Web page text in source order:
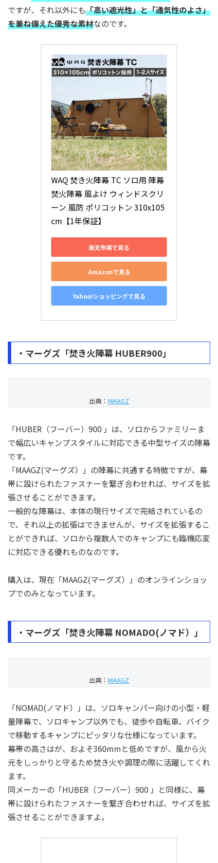
ですが、それ以外にも「高い遮光性」と「通気性のよさ」
を兼ね備えた優秀な素材なのです。
WAQ 焚き火陣幕 TC ソロ用 陣幕
焚火陣幕 風よけ ウィンドスクリ
ーン 風防 ポリコットン 310x105
cm【1年保証】
楽天市場で見る
Amazonで見る
Yahoo!ショッピングで見る
・マーグズ「焚き火陣幕 HUBER900」
出典： MAAGZ
「HUBER（フーバー）900 」は、ソロからファミリーま
で幅広いキャンプスタイルに対応できる中型サイズの陣幕
です。
「MAAGZ(マーグズ）」の陣幕に共通する特徴ですが、幕
帯に設けられたファスナーを繋ぎ合わせれば、サイズを拡
張させることができます。
一般的な陣幕は、本体の現行サイズで完結されているの
で、それ以上の拡張はできませんが、サイズを拡張するこ
とができれば、ソロから複数人でのキャンプにも臨機応変
に対応できる優れものなのです。
購入は、現在「MAAGZ(マーグズ）」のオンラインショッ
プでのみとなっています。
・マーグズ「焚き火陣幕 NOMADO(ノマド）」
出典： MAAGZ
「NOMAD(ノマド）」は、ソロキャンパー向けの小型・軽
量陣幕で、ソロキャンプ以外でも、徒歩や自転車、バイク
で移動するキャンプにピッタリな仕様になっています。
幕帯の高さはが、およそ360mmと低めですが、風から火
元をしっかりと守るため焚き火や調理の際に活躍してくれ
ます。
同メーカーの「HUBER（フーバー）900 」と同様に、幕
帯に設けられたファスナーを繋ぎ合わせれば、サイズを拡
張させることができますよ。